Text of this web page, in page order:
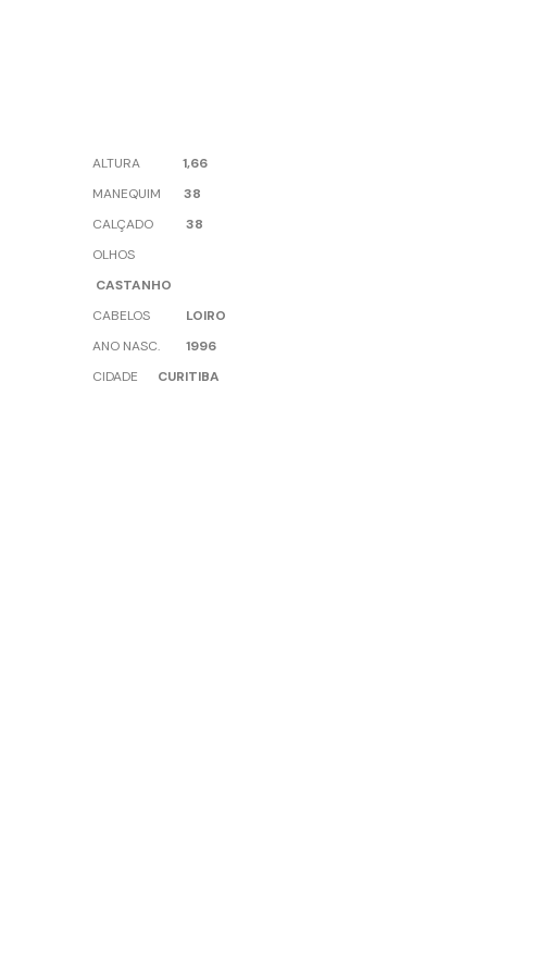
ALTURA 1,66
MANEQUIM
38
CALÇADO 38
OLHOS
CASTANHO
CABELOS
LOIRO
ANO NASC.
1996
CIDADE CURITIBA